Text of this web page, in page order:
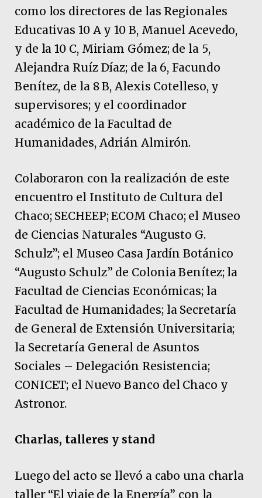
como los directores de las Regionales
Educativas 10 A y 10 B, Manuel Acevedo,
y de la 10 C, Miriam Gómez; de la 5,
Alejandra Ruíz Díaz; de la 6, Facundo
Benítez, de la 8 B, Alexis Cotelleso, y
supervisores; y el coordinador
académico de la Facultad de
Humanidades, Adrián Almirón.
Colaboraron con la realización de este
encuentro el Instituto de Cultura del
Chaco; SECHEEP; ECOM Chaco; el Museo
de Ciencias Naturales “Augusto G.
Schulz”; el Museo Casa Jardín Botánico
“Augusto Schulz” de Colonia Benítez; la
Facultad de Ciencias Económicas; la
Facultad de Humanidades; la Secretaría
de General de Extensión Universitaria;
la Secretaría General de Asuntos
Sociales – Delegación Resistencia;
CONICET; el Nuevo Banco del Chaco y
Astronor.
Charlas, talleres y stand
Luego del acto se llevó a cabo una charla
taller “El viaje de la Energía” con la